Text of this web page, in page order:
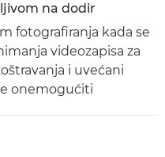
na dodir
fotografiranja kada se
videozapisa za
i uvećani
onemogućiti